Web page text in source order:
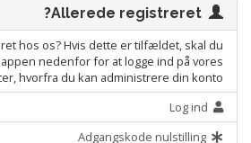
hos os? Hvis dette er tilfældet, skal du
nedenfor for at logge ind på vores
hvorfra du kan administrere din konto.